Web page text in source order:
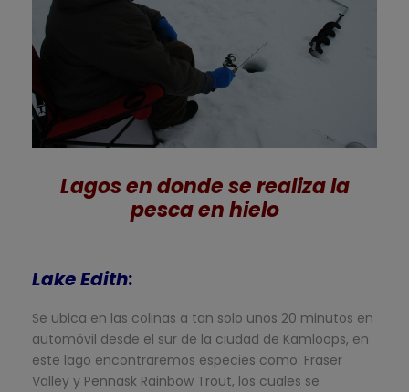
Lagos en donde se realiza la
pesca en hielo
Lake Edith:
Se ubica en las colinas a tan solo unos 20 minutos en
automóvil desde el sur de la ciudad de Kamloops, en
este lago encontraremos especies como: Fraser
Valley y Pennask Rainbow Trout, los cuales se